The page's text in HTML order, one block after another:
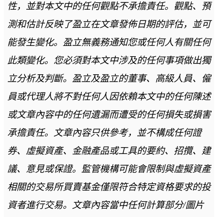
性，並對本文中的任何觀點不承擔責任。觀點、預
測和估計反映了盈立在文章發佈日期的評估，並可
能發生變化。盈立無義務通知您或任何人有關任何
此類變化。您必須對本文中涉及的任何事項做出獨
立分析及判斷。盈立及盈立的董事、高級人員、僱
員或代理人將不對任何人因依賴本文中的任何陳述
或文章內容中的任何遺漏而遭受的任何損失或損害
承擔責任。文章內容只供參考，並不構成任何證
券、虛擬資產、金融產品或工具的要約、招攬、建
議、意見或保證。監管機構可能會限制與虛擬資產
相關的交易所買賣基金僅限符合特定資格要求的投
資者進行交易。文章內容當中任何計算部分/圖片